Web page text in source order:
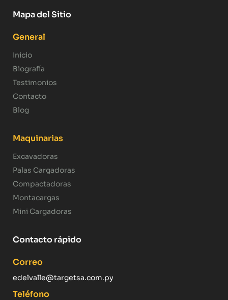
Mapa del Sitio
General
Inicio
Biografía
Testimonios
Contacto
Blog
Maquinarias
Excavadoras
Palas Cargadoras
Compactadoras
Montacargas
Mini Cargadoras
Contacto rápido
Correo
edelvalle@targetsa.com.py
Teléfono